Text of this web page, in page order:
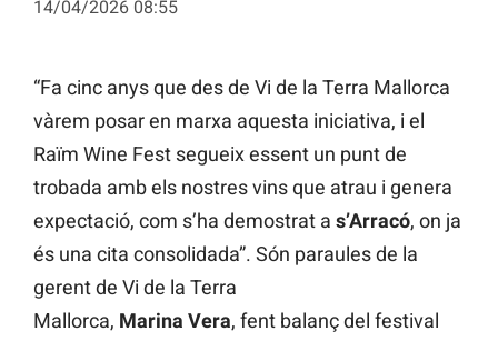
14/04/2026 08:55
“Fa cinc anys que des de Vi de la Terra Mallorca
vàrem posar en marxa aquesta iniciativa, i el
Raïm Wine Fest segueix essent un punt de
trobada amb els nostres vins que atrau i genera
expectació, com s’ha demostrat a s’Arracó, on ja
és una cita consolidada”. Són paraules de la
gerent de Vi de la Terra
Mallorca, Marina Vera, fent balanç del festival